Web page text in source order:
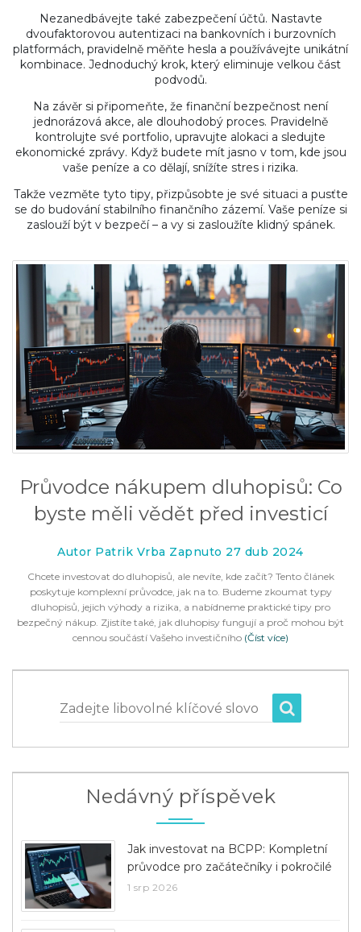
Nezanedbávejte také zabezpečení účtů. Nastavte
dvoufaktorovou autentizaci na bankovních i burzovních
platformách, pravidelně měňte hesla a používávejte unikátní
kombinace. Jednoduchý krok, který eliminuje velkou část
podvodů.
Na závěr si připomeňte, že finanční bezpečnost není
jednorázová akce, ale dlouhodobý proces. Pravidelně
kontrolujte své portfolio, upravujte alokaci a sledujte
ekonomické zprávy. Když budete mít jasno v tom, kde jsou
vaše peníze a co dělají, snížíte stres i rizika.
Takže vezměte tyto tipy, přizpůsobte je své situaci a pusťte
se do budování stabilního finančního zázemí. Vaše peníze si
zaslouží být v bezpečí – a vy si zasloužíte klidný spánek.
Průvodce nákupem dluhopisů: Co
byste měli vědět před investicí
Autor Patrik Vrba Zapnuto 27 dub 2024
Chcete investovat do dluhopisů, ale nevíte, kde začít? Tento článek
poskytuje komplexní průvodce, jak na to. Budeme zkoumat typy
dluhopisů, jejich výhody a rizika, a nabídneme praktické tipy pro
bezpečný nákup. Zjistíte také, jak dluhopisy fungují a proč mohou být
cennou součástí Vašeho investičního (Číst více)
Zadejte libovolné klíčové slovo
Nedávný příspěvek
Jak investovat na BCPP: Kompletní
průvodce pro začátečníky i pokročilé
1 srp 2026